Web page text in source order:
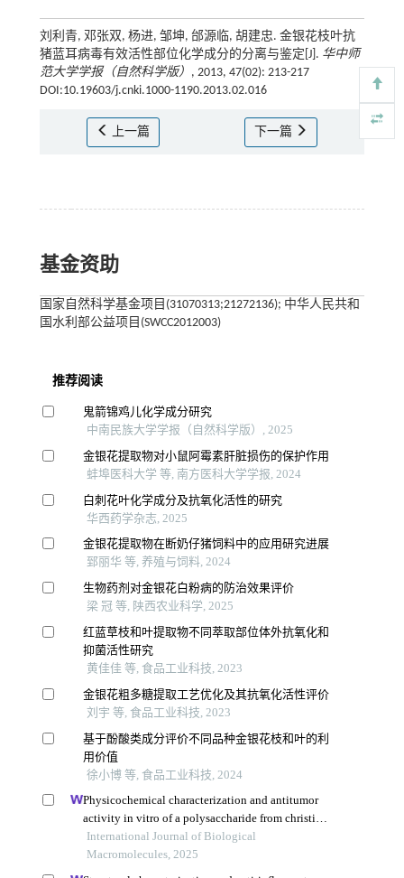
刘利青, 邓张双, 杨进, 邹坤, 邰源临, 胡建忠. 金银花枝叶抗
猪蓝耳病毒有效活性部位化学成分的分离与鉴定[J]. 华中师
范大学学报（自然科学版） , 2013, 47(02): 213-217
DOI:10.19603/j.cnki.1000-1190.2013.02.016
上一篇 下一篇
基金资助
国家自然科学基金项目(31070313;21272136); 中华人民共和
国水利部公益项目(SWCC2012003)